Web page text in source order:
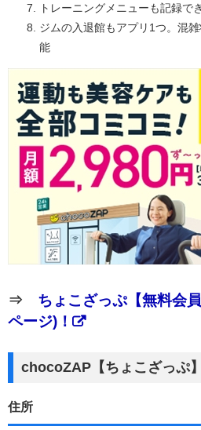
トレーニングメニューも記録で
ジムの入退館もアプリ1つ。混
能
⇒ ちょこざっぷ【無料会
ページ)！
chocoZAP【ちょこざっぷ
住所